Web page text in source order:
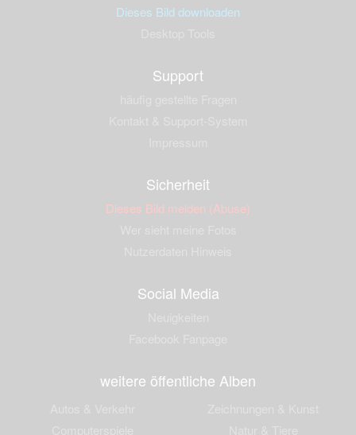
Dieses Bild downloaden
Support
Sicherheit
Dieses Bild melden (Abuse)
Social Media
weitere öffentliche Alben